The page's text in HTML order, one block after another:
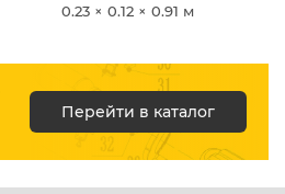
0.23 × 0.12 × 0.91 м
Перейти в каталог